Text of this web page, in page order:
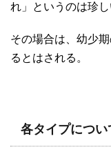
れ」というのは珍し
その場合は、幼少
るとはされる。
各タイプについ